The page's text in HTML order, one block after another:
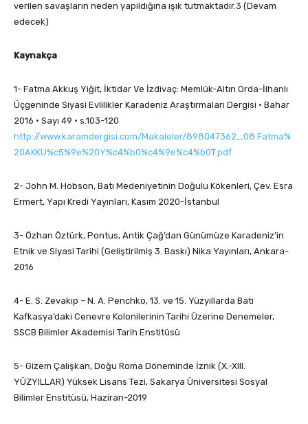
verilen savaşların neden yapıldığına ışık tutmaktadır.3 (Devam
edecek)
Kaynakça
1- Fatma Akkuş Yiğit, İktidar Ve İzdivaç: Memlûk-Altın Orda-İlhanlı
Üçgeninde Siyasi Evlilikler Karadeniz Araştırmaları Dergisi • Bahar
2016 • Sayı 49 • s.103-120
http://www.karamdergisi.com/Makaleler/898047362_08.Fatma%
20AKKU%c5%9e%20Y%c4%b0%c4%9e%c4%b0T.pdf
2- John M. Hobson, Batı Medeniyetinin Doğulu Kökenleri, Çev. Esra
Ermert, Yapı Kredi Yayınları, Kasım 2020-İstanbul
3- Özhan Öztürk, Pontus, Antik Çağ’dan Günümüze Karadeniz’in
Etnik ve Siyasi Tarihi (Geliştirilmiş 3. Baskı) Nika Yayınları, Ankara-
2016
4- E. S. Zevakıp – N. A. Penchko, 13. ve 15. Yüzyıllarda Batı
Kafkasya’daki Cenevre Kolonilerinin Tarihi Üzerine Denemeler,
SSCB Bilimler Akademisi Tarih Enstitüsü
5- Gizem Çalışkan, Doğu Roma Döneminde İznik (X.-XIII.
YÜZYILLAR) Yüksek Lisans Tezi, Sakarya Üniversitesi Sosyal
Bilimler Enstitüsü, Haziran-2019